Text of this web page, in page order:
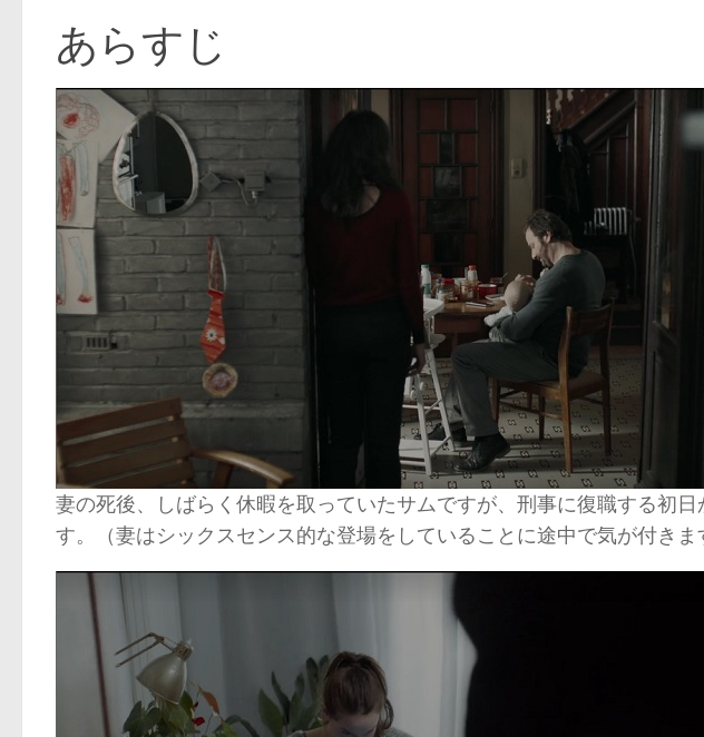
あらすじ
妻の死後、しばらく休暇を取っていたサムですが、刑事に復職する初日
す。（妻はシックスセンス的な登場をしていることに途中で気が付きま